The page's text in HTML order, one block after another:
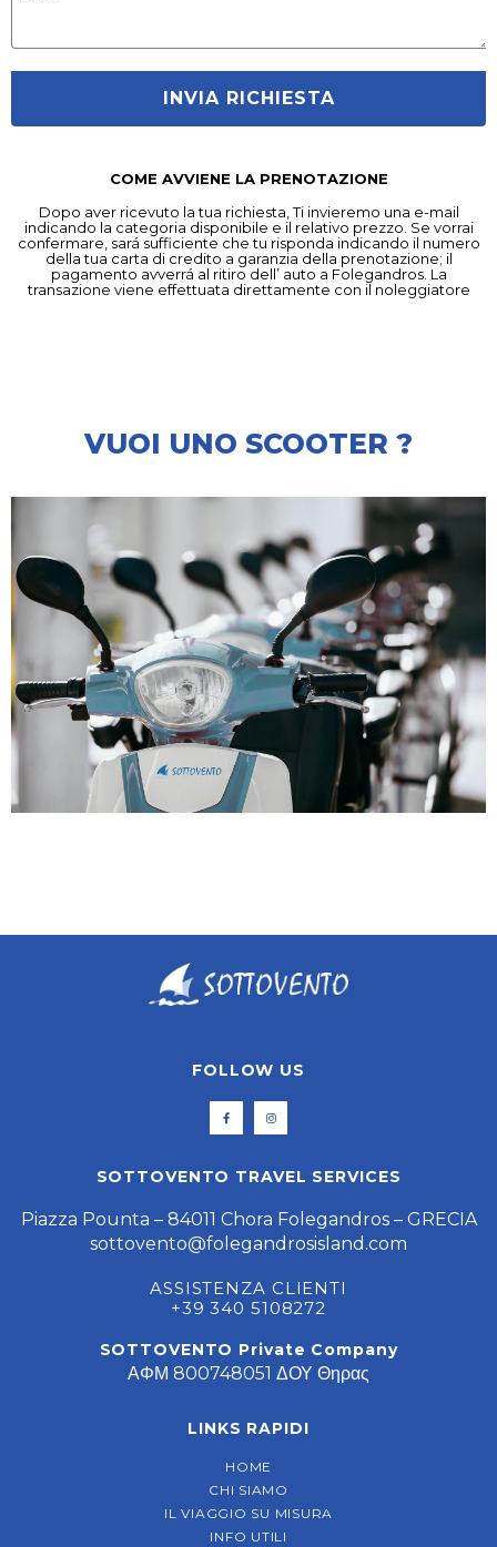
INVIA RICHIESTA
COME AVVIENE LA PRENOTAZIONE
Dopo aver ricevuto la tua richiesta, Ti invieremo una e-mail
indicando la categoria disponibile e il relativo prezzo. Se vorrai
confermare, sará sufficiente che tu risponda indicando il numero
della tua carta di credito a garanzia della prenotazione; il
pagamento avverrá al ritiro dell’ auto a Folegandros. La
transazione viene effettuata direttamente con il noleggiatore
VUOI UNO SCOOTER ?
FOLLOW US
SOTTOVENTO TRAVEL SERVICES
Piazza Pounta – 84011 Chora Folegandros – GRECIA
sottovento@folegandrosisland.com
ASSISTENZA CLIENTI
+39 340 5108272
SOTTOVENTO Private Company
ΑΦΜ 800748051 ΔΟΥ Θηρας
LINKS RAPIDI
HOME
CHI SIAMO
IL VIAGGIO SU MISURA
INFO UTILI